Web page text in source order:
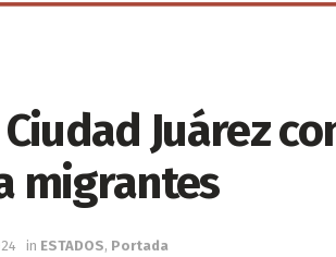
Juárez
migrantes
in ESTADOS, Portada